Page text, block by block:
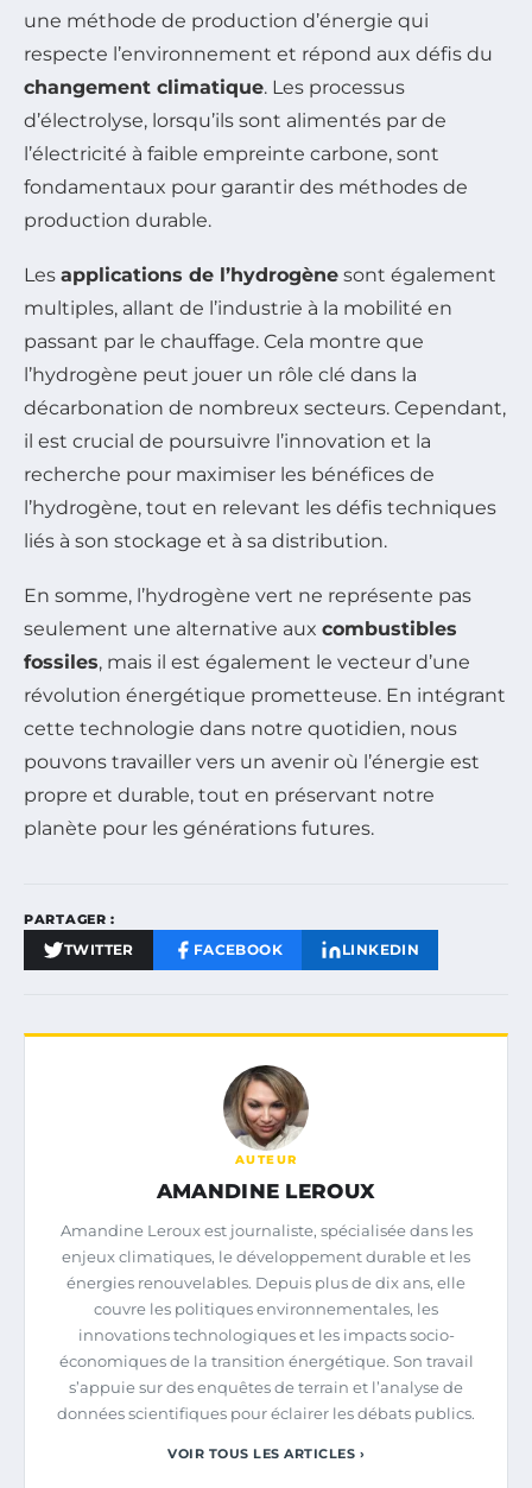
une méthode de production d’énergie qui
respecte l’environnement et répond aux défis du
changement climatique. Les processus
d’électrolyse, lorsqu’ils sont alimentés par de
l’électricité à faible empreinte carbone, sont
fondamentaux pour garantir des méthodes de
production durable.
Les applications de l’hydrogène sont également
multiples, allant de l’industrie à la mobilité en
passant par le chauffage. Cela montre que
l’hydrogène peut jouer un rôle clé dans la
décarbonation de nombreux secteurs. Cependant,
il est crucial de poursuivre l’innovation et la
recherche pour maximiser les bénéfices de
l’hydrogène, tout en relevant les défis techniques
liés à son stockage et à sa distribution.
En somme, l’hydrogène vert ne représente pas
seulement une alternative aux combustibles
fossiles, mais il est également le vecteur d’une
révolution énergétique prometteuse. En intégrant
cette technologie dans notre quotidien, nous
pouvons travailler vers un avenir où l’énergie est
propre et durable, tout en préservant notre
planète pour les générations futures.
PARTAGER :
TWITTER FACEBOOK LINKEDIN
AUTEUR
AMANDINE LEROUX
Amandine Leroux est journaliste, spécialisée dans les
enjeux climatiques, le développement durable et les
énergies renouvelables. Depuis plus de dix ans, elle
couvre les politiques environnementales, les
innovations technologiques et les impacts socio-
économiques de la transition énergétique. Son travail
s’appuie sur des enquêtes de terrain et l’analyse de
données scientifiques pour éclairer les débats publics.
VOIR TOUS LES ARTICLES ›